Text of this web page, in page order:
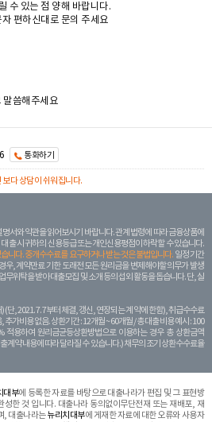
수 있는 점 양해 바랍니다.
편하신대로 문의 주세요
씀해주세요
통화하기
다 상담이 쉬워집니다.
서와 약관을 읽어보시기 바랍니다. 관계 법령에 따라 금융상품에
출 시 귀하의 신용등급 또는 개인신용평점이 하락할 수 있습니다.
니다. 중개수수료를 요구하거나 받는 것은 불법입니다. 일정 기간
우, 계약만료 기한 도래전 모든 원리금을 변제해야할 의무가 발생
무위탁을 받아 대출모집 및 소개 등의 섭외 활동을 돕습니다. 단, 실
단, 2021. 7. 7부터 체결, 갱신, 연장되는 계 약에 한함), 취급수수료
가비용 없음. 상환기간 : 12개월 ~ 60개월 / 총 대출 비용 예시 : 100
적용하여 원리금균등상환방법으로 이용하는 경우 총 상환금액
계약 내용에 따라 달라질 수 있습니다.) 채무의 조기 상환수수료율
대부에 등록한 자료를 바탕으로 대출나라가 편집 및 그 표현방
성한 것 입니다. 대출나라 동의없이무단전재 또는 재배포, 재
, 대출나라는뉴리치대부에 게재한 자료에 대한 오류와 사용자